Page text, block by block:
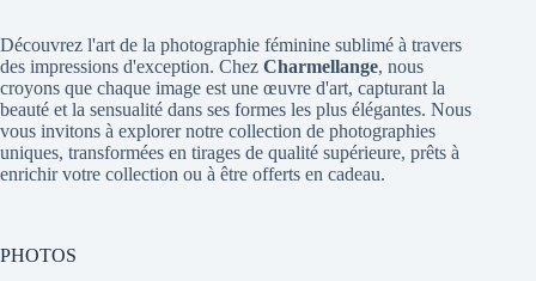
Découvrez l'art de la photographie féminine sublimé à travers
des impressions d'exception. Chez Charmellange, nous
croyons que chaque image est une œuvre d'art, capturant la
beauté et la sensualité dans ses formes les plus élégantes. Nous
vous invitons à explorer notre collection de photographies
uniques, transformées en tirages de qualité supérieure, prêts à
enrichir votre collection ou à être offerts en cadeau.
PHOTOS